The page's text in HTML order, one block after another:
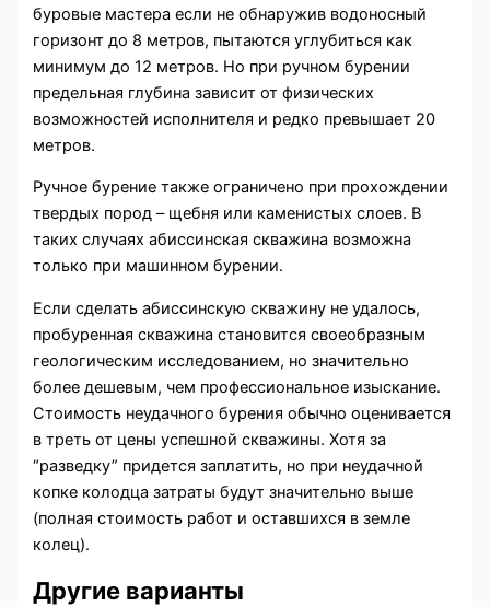
буровые мастера если не обнаружив водоносный
горизонт до 8 метров, пытаются углубиться как
минимум до 12 метров. Но при ручном бурении
предельная глубина зависит от физических
возможностей исполнителя и редко превышает 20
метров.
Ручное бурение также ограничено при прохождении
твердых пород – щебня или каменистых слоев. В
таких случаях абиссинская скважина возможна
только при машинном бурении.
Если сделать абиссинскую скважину не удалось,
пробуренная скважина становится своеобразным
геологическим исследованием, но значительно
более дешевым, чем профессиональное изыскание.
Стоимость неудачного бурения обычно оценивается
в треть от цены успешной скважины. Хотя за
“разведку” придется заплатить, но при неудачной
копке колодца затраты будут значительно выше
(полная стоимость работ и оставшихся в земле
колец).
Другие варианты